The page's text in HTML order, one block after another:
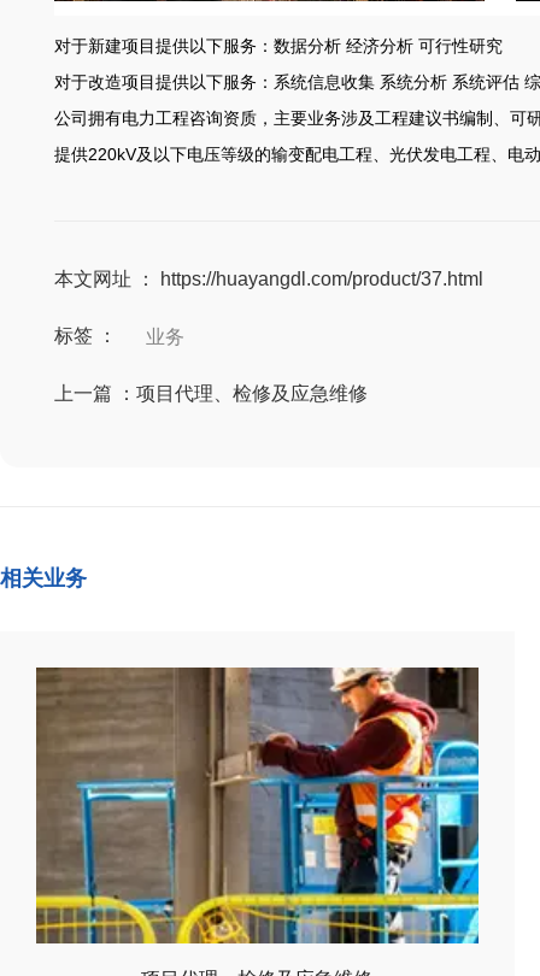
对于新建项目提供以下服务：数据分析 经济分析 可行性研究
对于改造项目提供以下服务：系统信息收集 系统分析 系统评估
公司拥有电力工程咨询资质，主要业务涉及工程建议书编制、
提供220kV及以下电压等级的输变配电工程、光伏发电工程、电
本文网址 ： https://huayangdl.com/product/37.html
标签 ： 业务
上一篇 ： 项目代理、检修及应急维修
相关业务